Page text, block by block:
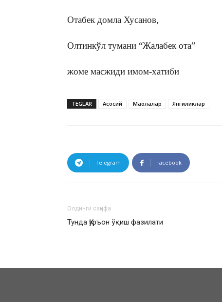
Отабек домла Хусанов,
Олтинкўл тумани “Жалабек ота”
жоме масжиди имом-хатиби
TEGLAR Асосий Мақолалар Янгиликлар
Telegram Facebook
Олдинги саҳифа
Тунда Қуръон ўқиш фазилати